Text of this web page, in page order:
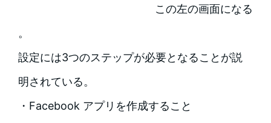
この左の画面になる
。
設定には3つのステップが必要となることが説
明されている。
・Facebook アプリを作成すること